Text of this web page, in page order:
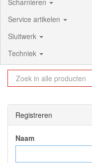
Service artikelen
Sluitwerk
Techniek
Registreren
Naam